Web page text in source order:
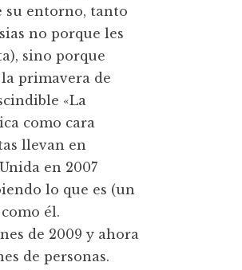
su entorno, tanto
no porque les
sino porque
primavera de
«La
como cara
llevan en
en 2007
lo que es (un
él.
de 2009 y ahora
de personas.